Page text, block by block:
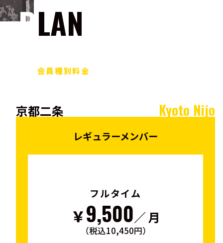
PLAN
会員種別料金
京都二条 Kyoto Nijo
レギュラーメンバー
フルタイム
￥9,500／ 月
（税込10,450円）